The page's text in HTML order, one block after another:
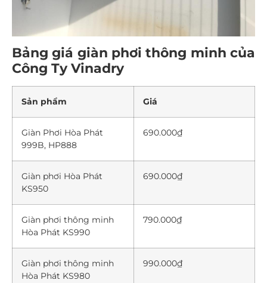
Bảng giá giàn phơi thông minh của
Công Ty Vinadry
Sản phẩm Giá
Giàn Phơi Hòa Phát
999B, HP888
690.000₫
Giàn phơi Hòa Phát
KS950
690.000₫
Giàn phơi thông minh
Hòa Phát KS990
790.000₫
Giàn phơi thông minh
Hòa Phát KS980
990.000₫